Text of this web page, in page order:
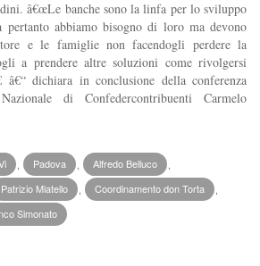
â€œLe banche sono la linfa per lo sviluppo
abbiamo bisogno di loro ma devono
e le famiglie non facendogli perdere la
a prendere altre soluzioni come rivolgersi
â€“ dichiara in conclusione della conferenza
di Confedercontribuenti Carmelo
Padova Alfredo Belluco
Patrizio Miatello Coordinamento don Torta
Simonato